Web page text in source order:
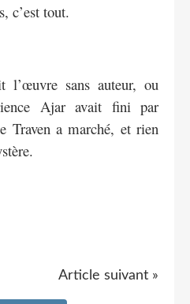
c’est tout.
l’œuvre sans auteur, ou
Ajar avait fini par
Traven a marché, et rien
Article suivant »